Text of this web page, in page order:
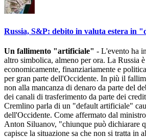
Russia, S&P: debito in valuta estera in
Un fallimento "artificiale" - L'evento ha
altro simbolica, almeno per ora. La Russia
economicamente, finanziariamente e
per gran parte dell'Occidente. In più il
non alla mancanza di denaro da parte del
dei canali di trasferimento da parte dei
Cremlino parla di un "default artificiale"
dell'Occidente. Come affermato dal
Anton Siluanov, "chiunque può dichiarare
capisce la situazione sa che non si tratta in